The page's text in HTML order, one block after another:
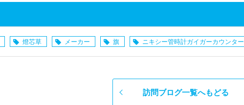
燈芯草 メーカー 旗 ニキシー管時計ガイガーカウンター
訪問ブログ一覧へもどる